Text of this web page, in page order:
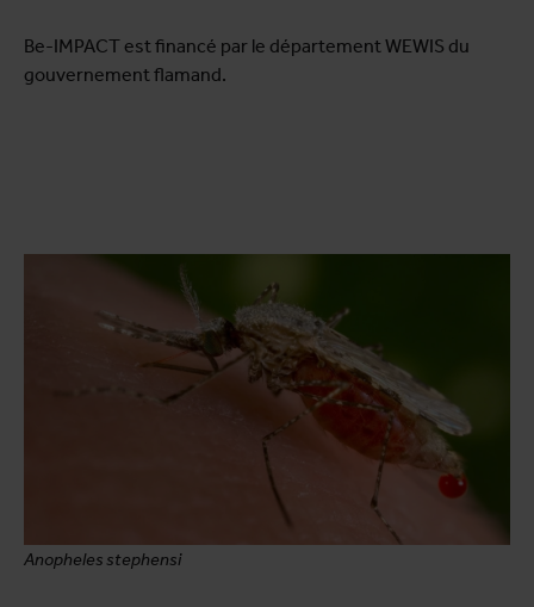
Be-IMPACT est financé par le département WEWIS du
gouvernement flamand.
Anopheles stephensi